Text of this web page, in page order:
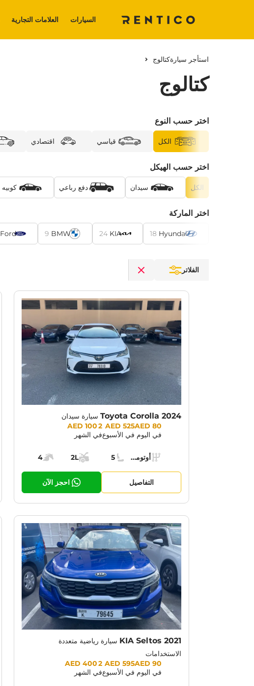
السيارات العلامات التجارية
كتالوج
استأجر سيارةكتالوج
اختر حسب النوع
الكل قياسي اقتصادي
اختر حسب الهيكل
الكل سيدان دفع رباعي كوبيه
اختر الماركة
Hyundai
18
KIA
24
BMW
9
Ford
الفلاتر
Clear filters
Toyota Corolla 2024 سيارة سيدان
Prices:
80 AED
في اليوم
525 AED
في الأسبوع
2 100 AED
في الشهر
Specs:ناقل الحركة:
أوتوماتيك (AT)
مقاعد:
5
مساحة الشحن:
2L
قوة المحرك:
4
التفاصيل احجز الآن
KIA Seltos 2021 سيارة رياضية متعددة
الاستخدامات
Prices:
90 AED
في اليوم
595 AED
في الأسبوع
2 400 AED
في الشهر